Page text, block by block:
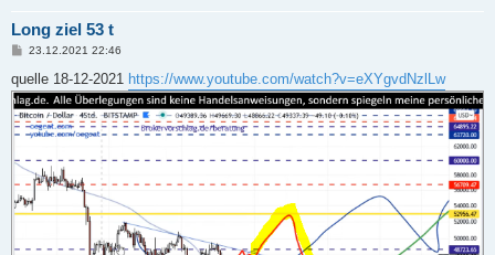
Long ziel 53 t
B
i
t
r
a
g
23.12.2021 22:46
quelle 18-12-2021 https://www.youtube.com/watch?v=eXYgvdNzlLw